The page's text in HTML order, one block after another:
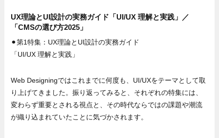
UX理論とUI設計の実務ガイド「UI/UX 理解と実践」／
「CMSの選び方2025」
⚫︎第1特集：UX理論とUI設計の実務ガイド
「UI/UX 理解と実践」
Web Designingではこれまでに何度も、UI/UXをテーマとして取
り上げてきました。振り返ってみると、それぞれの特集には、
変わらず重要とされる視点と、その時代ならではの課題や潮流
が織り込まれていたことに気づかされます。